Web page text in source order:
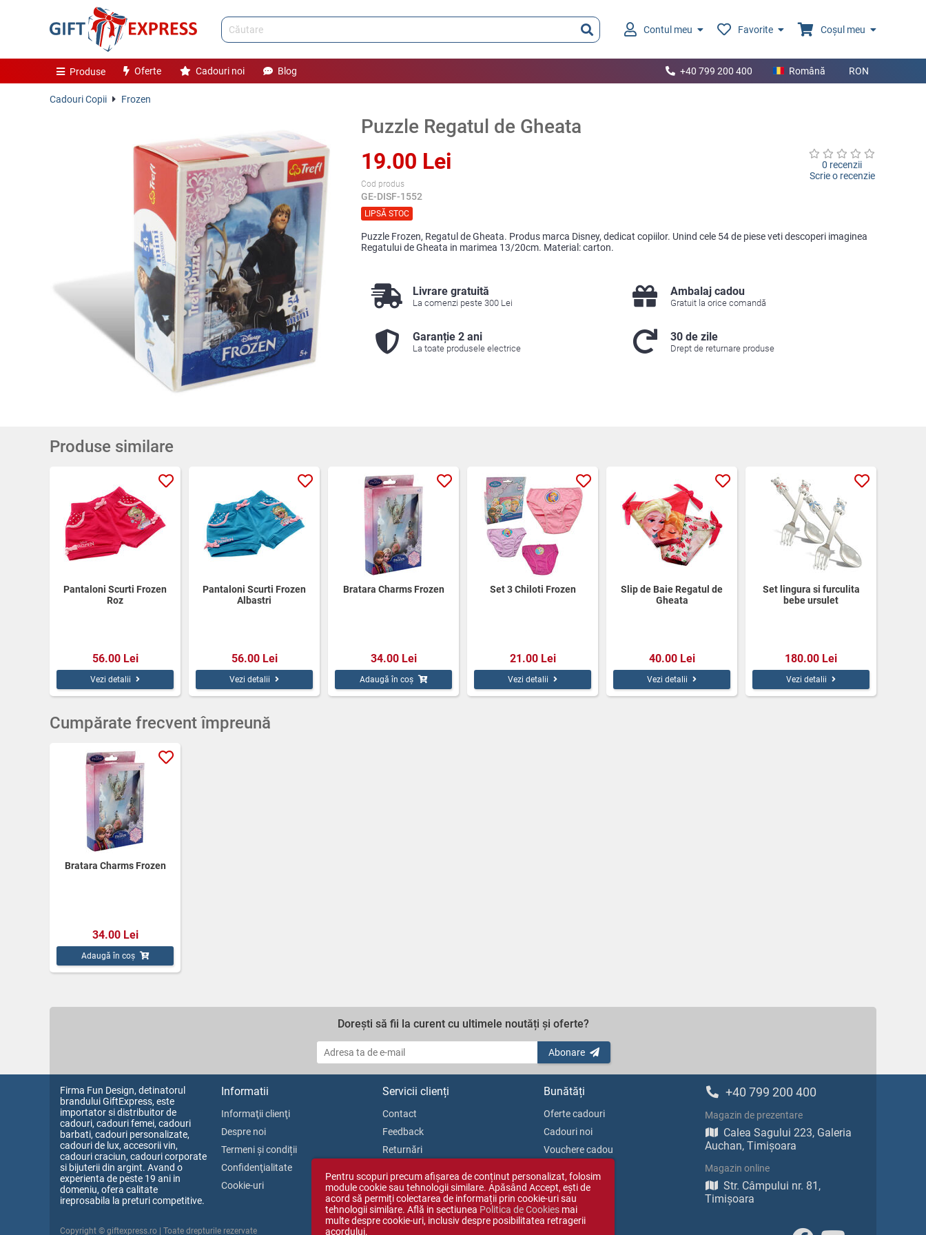
Contul meu Favorite Coșul meu
Produse Oferte Cadouri noi Blog +40 799 200 400 Română RON
Cadouri Copii Frozen
Puzzle Regatul de Gheata
19.00 Lei
Cod produs
GE-DISF-1552
LIPSĂ STOC
0 recenzii
Scrie o recenzie
Puzzle Frozen, Regatul de Gheata. Produs marca Disney, dedicat copiilor. Unind cele 54 de piese veti descoperi imaginea
Regatului de Gheata in marimea 13/20cm. Material: carton.
Livrare gratuită
La comenzi peste 300 Lei
Ambalaj cadou
Gratuit la orice comandă
Garanție 2 ani
La toate produsele electrice
30 de zile
Drept de returnare produse
Produse similare
Pantaloni Scurti Frozen
Roz
56.00 Lei
Vezi detalii
Pantaloni Scurti Frozen
Albastri
56.00 Lei
Vezi detalii
Bratara Charms Frozen
34.00 Lei
Adaugă în coș
Set 3 Chiloti Frozen
21.00 Lei
Vezi detalii
Slip de Baie Regatul de
Gheata
40.00 Lei
Vezi detalii
Set lingura si furculita
bebe ursulet
180.00 Lei
Vezi detalii
Cumpărate frecvent împreună
Bratara Charms Frozen
34.00 Lei
Adaugă în coș
Dorești să fii la curent cu ultimele noutăți și oferte?
Abonare
Firma Fun Design, detinatorul
brandului GiftExpress, este
importator si distribuitor de
cadouri, cadouri femei, cadouri
barbati, cadouri personalizate,
cadouri de lux, accesorii vin,
cadouri craciun, cadouri corporate
si bijuterii din argint. Avand o
experienta de peste 19 ani in
domeniu, ofera calitate
ireprosabila la preturi competitive.
Informatii
Informaţii clienţi
Despre noi
Termeni și condiții
Confidenţialitate
Cookie-uri
Servicii clienți
Contact
Feedback
Returnări
ANPC
Bunătăți
Oferte cadouri
Cadouri noi
Vouchere cadou
+40 799 200 400
Magazin de prezentare
Calea Sagului 223, Galeria
Auchan, Timișoara
Magazin online
Str. Câmpului nr. 81,
Timișoara
Copyright © giftexpress.ro | Toate drepturile rezervate
Pentru scopuri precum afișarea de conținut personalizat, folosim
module cookie sau tehnologii similare. Apăsând Accept, ești de
acord să permiți colectarea de informații prin cookie-uri sau
tehnologii similare. Află in sectiunea Politica de Cookies mai
multe despre cookie-uri, inclusiv despre posibilitatea retragerii
acordului.